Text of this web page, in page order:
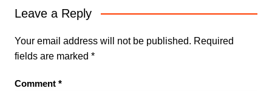
Leave a Reply
Your email address will not be published. Required
fields are marked *
Comment *